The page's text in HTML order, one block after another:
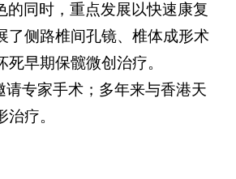
同时，重点发展以快速康复
了侧路椎间孔镜、椎体成形术
早期保髋微创治疗。
专家手术；多年来与香港天
疗。